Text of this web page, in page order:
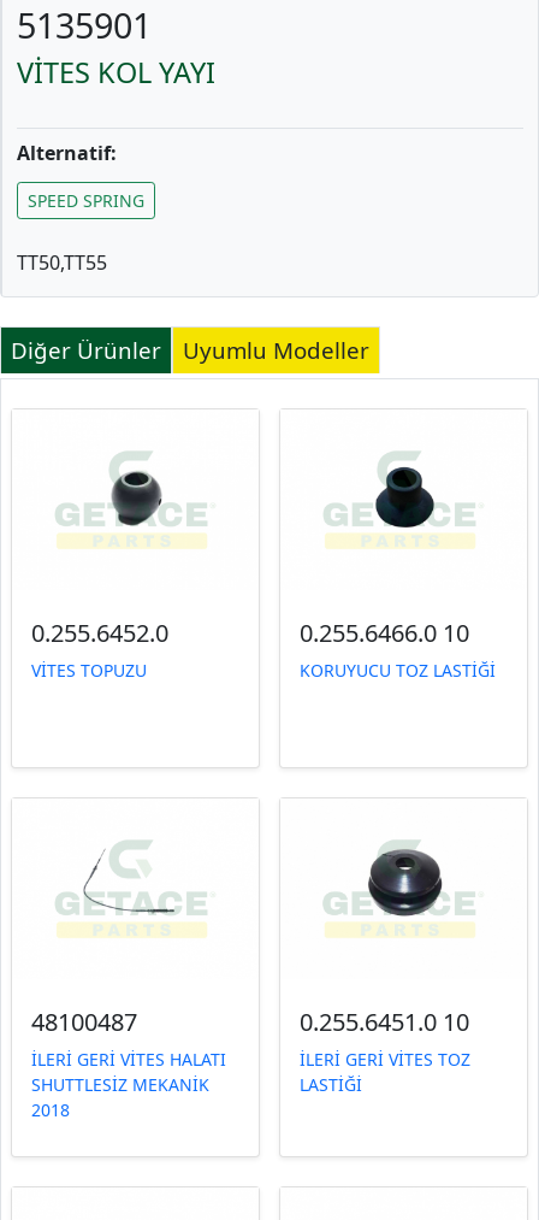
5135901
VİTES KOL YAYI
Alternatif:
SPEED SPRING
TT50,TT55
Diğer Ürünler Uyumlu Modeller
0.255.6452.0
VİTES TOPUZU
0.255.6466.0 10
KORUYUCU TOZ LASTİĞİ
48100487
İLERİ GERİ VİTES HALATI
SHUTTLESİZ MEKANİK
2018
0.255.6451.0 10
İLERİ GERİ VİTES TOZ
LASTİĞİ